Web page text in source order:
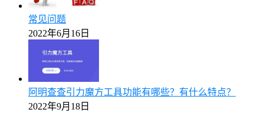
常见问题
2022年6月16日
阿明查查引力魔方工具功能有哪些？有什么特点？
2022年9月18日